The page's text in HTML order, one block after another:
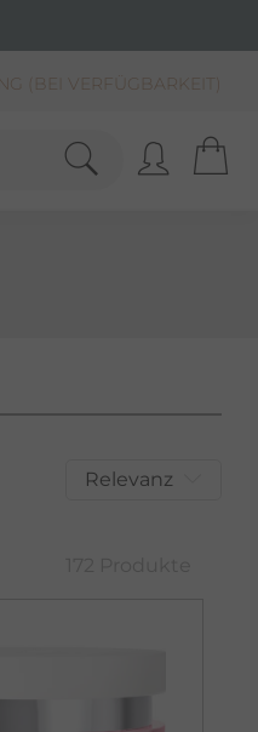
(BEI VERFÜGBARKEIT)
Relevanz